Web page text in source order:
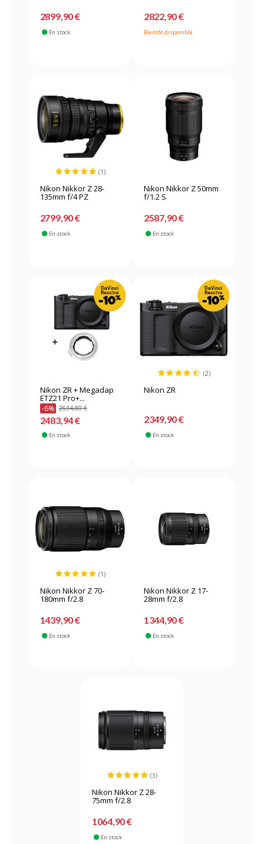
2899,90 €
En stock
2822,90 €
Bientôt disponible
(1)
Nikon Nikkor Z 28-
135mm f/4 PZ
2799,90 €
En stock
Nikon Nikkor Z 50mm
f/1.2 S
2587,90 €
En stock
Nikon ZR + Megadap
ETZ21 Pro+...
-6% 2634,80 €
2483,94 €
En stock
(2)
Nikon ZR
2349,90 €
En stock
(1)
Nikon Nikkor Z 70-
180mm f/2.8
1439,90 €
En stock
Nikon Nikkor Z 17-
28mm f/2.8
1344,90 €
En stock
(3)
Nikon Nikkor Z 28-
75mm f/2.8
1064,90 €
En stock